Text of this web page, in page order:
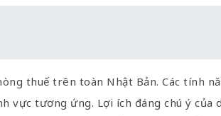
thuế trên toàn Nhật Bản. Các tính
vực tương ứng. Lợi ích đáng chú ý của